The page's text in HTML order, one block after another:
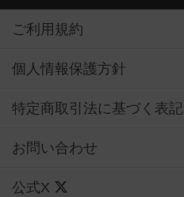
ご利用規約
個人情報保護方針
特定商取引法に基づく表記
お問い合わせ
公式X